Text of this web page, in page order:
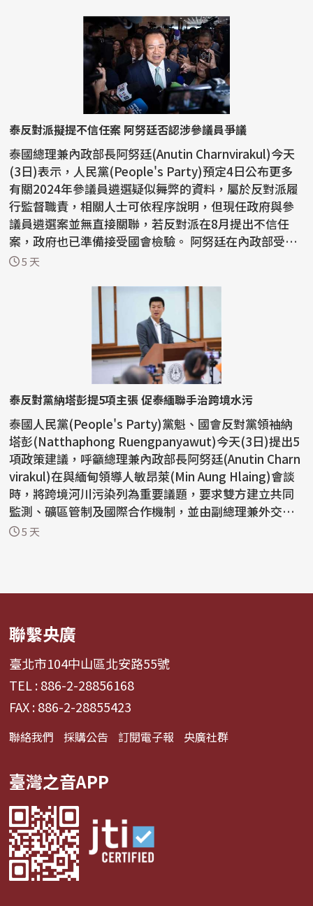
泰反對派擬提不信任案 阿努廷否認涉參議員爭議
泰國總理兼內政部長阿努廷(Anutin Charnvirakul)今天
(3日)表示，人民黨(People's Party)預定4日公布更多
有關2024年參議員遴選疑似舞弊的資料，屬於反對派履
行監督職責，相關人士可依程序說明，但現任政府與參
議員遴選案並無直接關聯，若反對派在8月提出不信任
案，政府也已準備接受國會檢驗。 阿努廷在內政部受訪
時指...
5 天
泰反對黨納塔彭提5項主張 促泰緬聯手治跨境水污
泰國人民黨(People's Party)黨魁、國會反對黨領袖納
塔彭(Natthaphong Ruengpanyawut)今天(3日)提出5
項政策建議，呼籲總理兼內政部長阿努廷(Anutin Charn
virakul)在與緬甸領導人敏昂萊(Min Aung Hlaing)會談
時，將跨境河川污染列為重要議題，要求雙方建立共同
監測、礦區管制及國際合作機制，並由副總理兼外交部
長希哈...
5 天
聯繫央廣
臺北市104中山區北安路55號
TEL : 886-2-28856168
FAX : 886-2-28855423
聯絡我們 採購公告 訂閱電子報 央廣社群
臺灣之音APP